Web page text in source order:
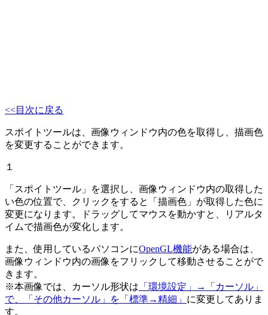
<<目次に戻る
スポイトツールは、画像ウィンドウ内の色を取得し、描画色
を変更することができます。
１
「スポイトツール」を選択し、画像ウィンドウ内の取得した
い色の位置で、クリックをすると「描画色」が取得した色に
変更になります。ドラッグしてマウスを動かすと、リアルタ
イムで描画色が変化します。
また、使用しているパソコンにOpenGL機能がある場合は、
画像ウィンドウ内の画像をフリックして移動させることがで
きます。
※本画像では、カーソル形状は 「環境設定」→「カーソル」
で、「その他カーソル」を「標準→精細」 に変更してありま
す。